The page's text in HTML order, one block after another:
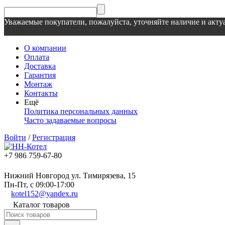
Уважаемые покупатели, пожалуйста, уточняйте наличие и
О компании
Оплата
Доставка
Гарантия
Монтаж
Контакты
Ещё
Политика персональных данных
Часто задаваемые вопросы
Войти /Регистрация
+7 986 759-67-80
Нижний Новгород ул. Тимирязева, 15
Пн-Пт, с 09:00-17:00
kotel152@yandex.ru
Каталог товаров